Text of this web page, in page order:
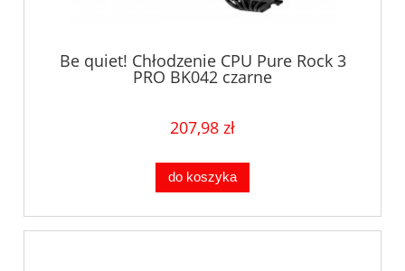
Be quiet! Chłodzenie CPU Pure Rock 3
PRO BK042 czarne
207,98 zł
do koszyka